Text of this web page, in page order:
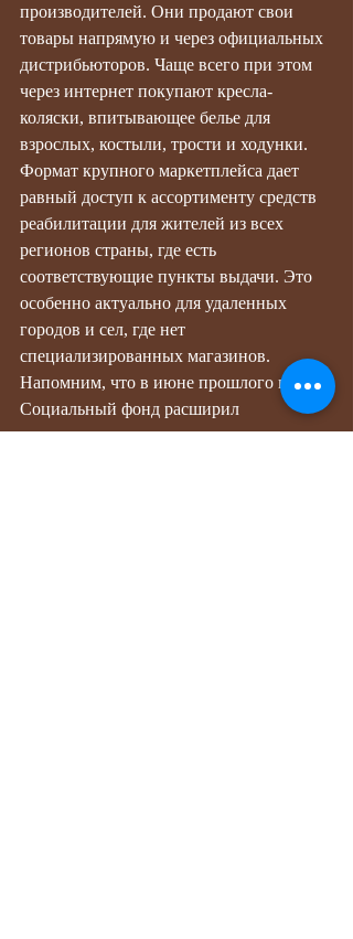
производителей. Они продают свои
товары напрямую и через официальных
дистрибьюторов. Чаще всего при этом
через интернет покупают кресла-
коляски, впитывающее белье для
взрослых, костыли, трости и ходунки.
Формат крупного маркетплейса дает
равный доступ к ассортименту средств
реабилитации для жителей из всех
регионов страны, где есть
соответствующие пункты выдачи. Это
особенно актуально для удаленных
городов и сел, где нет
специализированных магазинов.
Напомним, что в июне прошлого года
Социальный фонд расширил
возможности электронных